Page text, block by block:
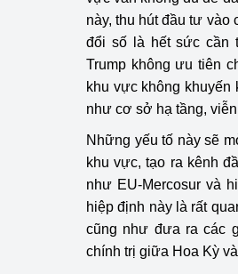
này, thu hút đầu tư
đổi số là hết sức cần
Trump không ưu tiên
khu vực không khuyến
như cơ sở hạ tầng,
Những yếu tố này sẽ
khu vực, tạo ra kênh
như EU-Mercosur và
hiệp định này là rất
cũng như đưa ra các
chính trị giữa Hoa Kỳ